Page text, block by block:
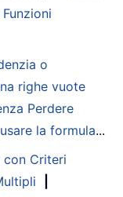
o
righe vuote
Perdere
la formula...
con Criteri